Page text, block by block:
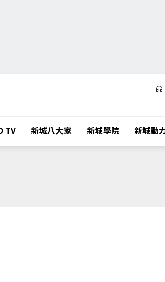
TV 新城八大家 新城學院 新城動